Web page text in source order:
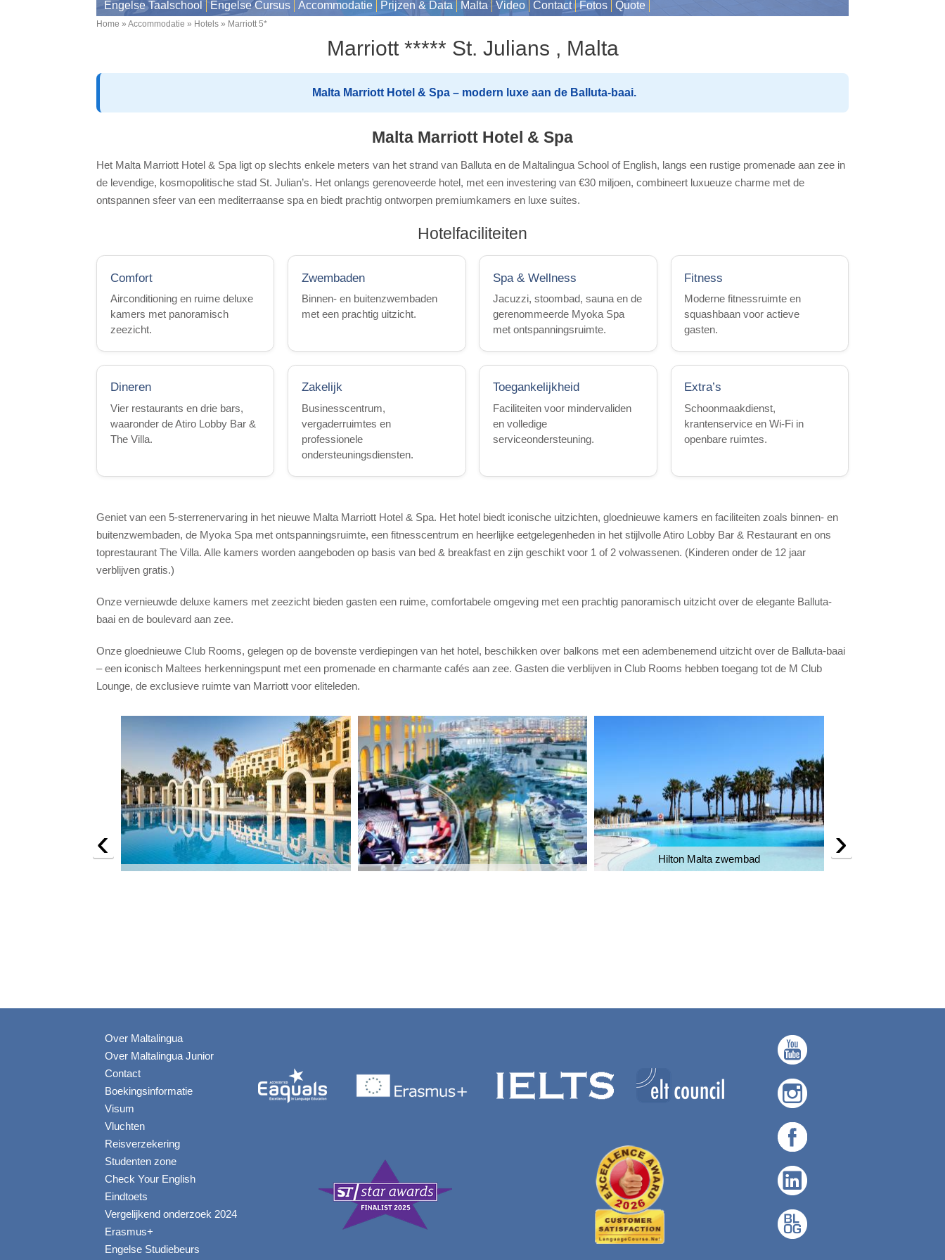
Engelse Taalschool Engelse Cursus Accommodatie Prijzen & Data Malta Video Contact Fotos Quote
Home Accommodatie Hotels Marriott 5*
Marriott ***** St. Julians , Malta
Malta Marriott Hotel & Spa – modern luxe aan de Balluta-baai.
Malta Marriott Hotel & Spa
Het Malta Marriott Hotel & Spa ligt op slechts enkele meters van het strand van Balluta en de Maltalingua School of English, langs een rustige promenade aan zee in
de levendige, kosmopolitische stad St. Julian’s. Het onlangs gerenoveerde hotel, met een investering van €30 miljoen, combineert luxueuze charme met de
ontspannen sfeer van een mediterraanse spa en biedt prachtig ontworpen premiumkamers en luxe suites.
Hotelfaciliteiten
Comfort
Airconditioning en ruime deluxe
kamers met panoramisch
zeezicht.
Zwembaden
Binnen- en buitenzwembaden
met een prachtig uitzicht.
Spa & Wellness
Jacuzzi, stoombad, sauna en de
gerenommeerde Myoka Spa
met ontspanningsruimte.
Fitness
Moderne fitnessruimte en
squashbaan voor actieve
gasten.
Dineren
Vier restaurants en drie bars,
waaronder de Atiro Lobby Bar &
The Villa.
Zakelijk
Businesscentrum,
vergaderruimtes en
professionele
ondersteuningsdiensten.
Toegankelijkheid
Faciliteiten voor mindervaliden
en volledige
serviceondersteuning.
Extra’s
Schoonmaakdienst,
krantenservice en Wi-Fi in
openbare ruimtes.
Geniet van een 5-sterrenervaring in het nieuwe Malta Marriott Hotel & Spa. Het hotel biedt iconische uitzichten, gloednieuwe kamers en faciliteiten zoals binnen- en
buitenzwembaden, de Myoka Spa met ontspanningsruimte, een fitnesscentrum en heerlijke eetgelegenheden in het stijlvolle Atiro Lobby Bar & Restaurant en ons
toprestaurant The Villa. Alle kamers worden aangeboden op basis van bed & breakfast en zijn geschikt voor 1 of 2 volwassenen. (Kinderen onder de 12 jaar
verblijven gratis.)
Onze vernieuwde deluxe kamers met zeezicht bieden gasten een ruime, comfortabele omgeving met een prachtig panoramisch uitzicht over de elegante Balluta-
baai en de boulevard aan zee.
Onze gloednieuwe Club Rooms, gelegen op de bovenste verdiepingen van het hotel, beschikken over balkons met een adembenemend uitzicht over de Balluta-baai
– een iconisch Maltees herkenningspunt met een promenade en charmante cafés aan zee. Gasten die verblijven in Club Rooms hebben toegang tot de M Club
Lounge, de exclusieve ruimte van Marriott voor eliteleden.
Hilton Malta zwembad
‹ ›
Over Maltalingua
Over Maltalingua Junior
Contact
Boekingsinformatie
Visum
Vluchten
Reisverzekering
Studenten zone
Check Your English
Eindtoets
Vergelijkend onderzoek 2024
Erasmus+
Engelse Studiebeurs